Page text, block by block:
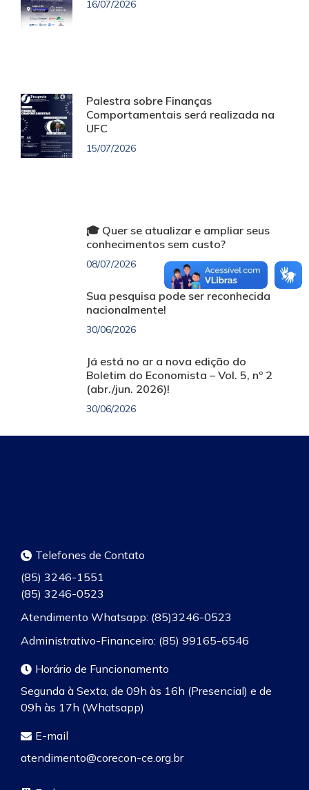
16/07/2026
Palestra sobre Finanças
Comportamentais será realizada na
UFC
15/07/2026
🎓 Quer se atualizar e ampliar seus
conhecimentos sem custo?
08/07/2026
Sua pesquisa pode ser reconhecida
nacionalmente!
30/06/2026
Já está no ar a nova edição do
Boletim do Economista – Vol. 5, nº 2
(abr./jun. 2026)!
30/06/2026
Telefones de Contato
(85) 3246-1551
(85) 3246-0523
Atendimento Whatsapp: (85)3246-0523
Administrativo-Financeiro: (85) 99165-6546
Horário de Funcionamento
Segunda à Sexta, de 09h às 16h (Presencial) e de
09h às 17h (Whatsapp)
E-mail
atendimento@corecon-ce.org.br